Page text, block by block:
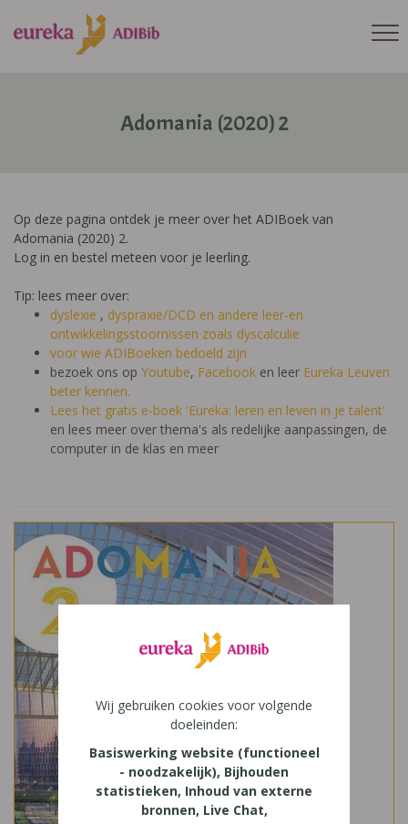
Adomania (2020) 2
Op deze pagina ontdek je meer over het ADIBoek van
Adomania (2020) 2.
Log in en bestel meteen voor je leerling.
Tip: lees meer over:
dyslexie , dyspraxie/DCD en andere leer-en
ontwikkelingsstoornissen zoals dyscalculie
voor wie ADIBoeken bedoeld zijn
bezoek ons op Youtube, Facebook en leer Eureka Leuven
beter kennen.
Lees het gratis e-boek 'Eureka: leren en leven in je talent'
en lees meer over thema's als redelijke aanpassingen, de
computer in de klas en meer
Wij gebruiken cookies voor volgende
doeleinden:
Basiswerking website (functioneel
- noodzakelijk), Bijhouden
statistieken, Inhoud van externe
bronnen, Live Chat,